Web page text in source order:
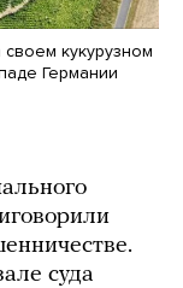
кукурузном
Германии
суда